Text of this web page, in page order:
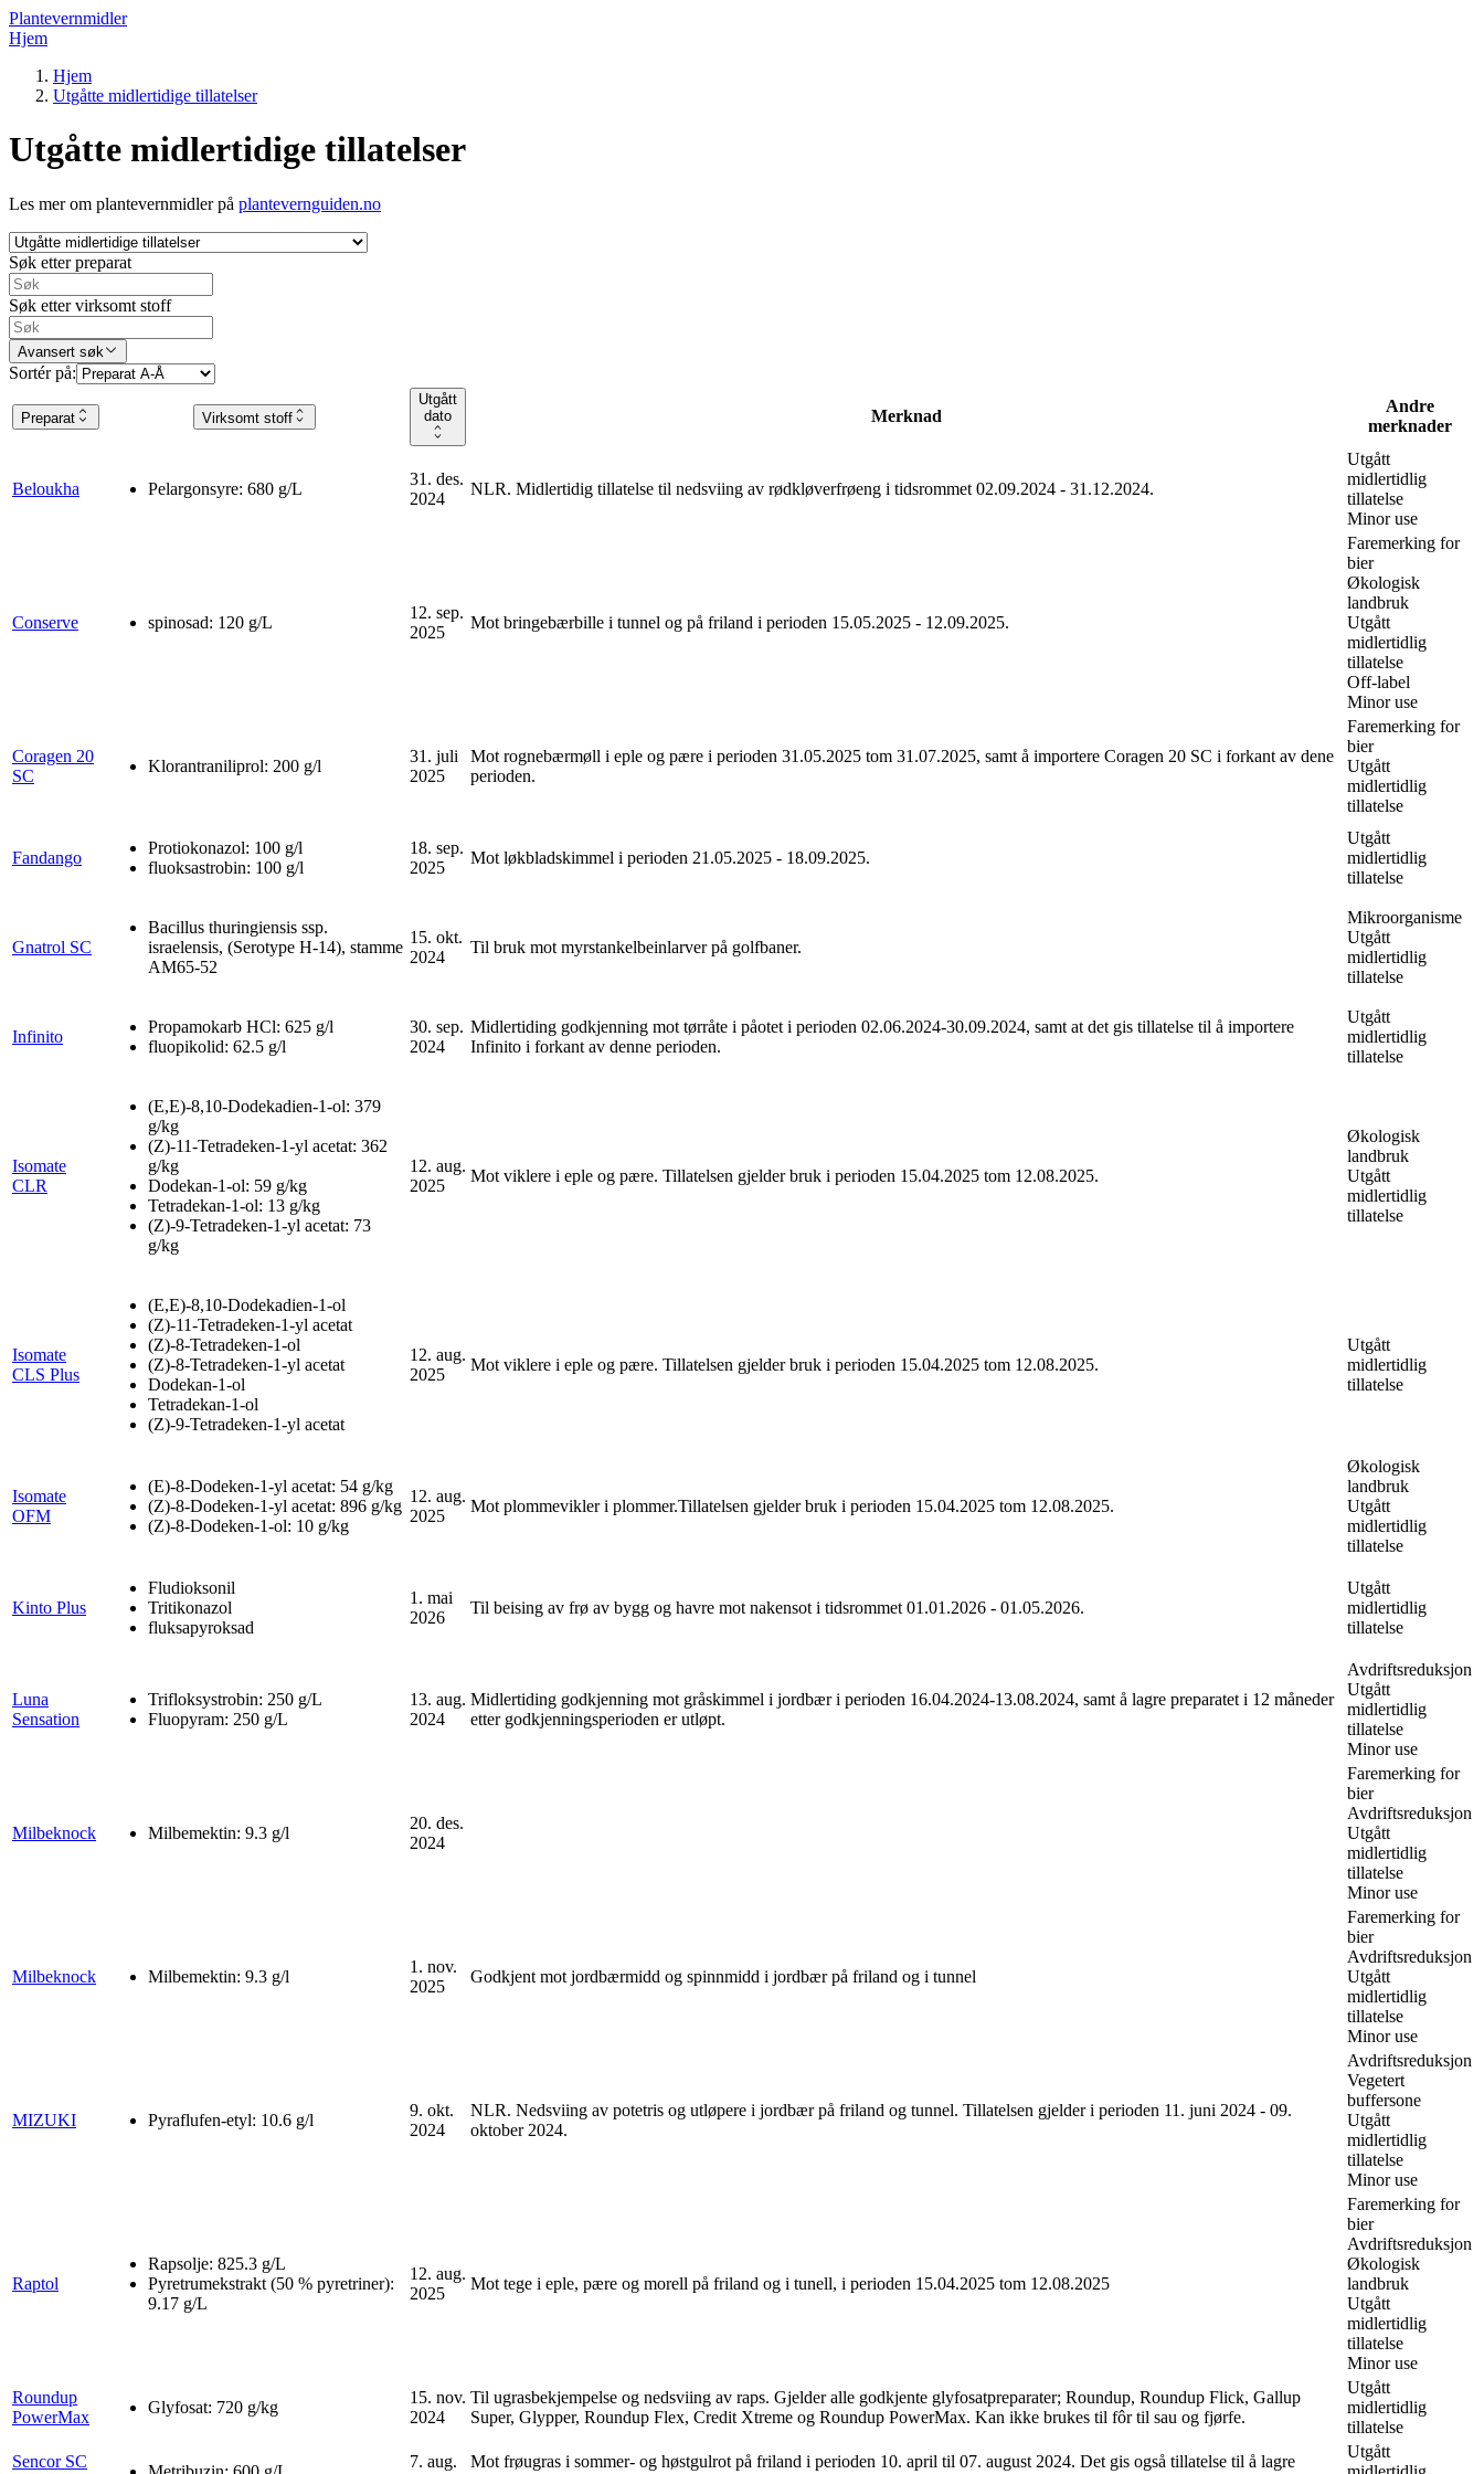
Plantevernmidler
Hjem
Hjem
Utgåtte midlertidige tillatelser
Utgåtte midlertidige tillatelser
Les mer om plantevernmidler på plantevernguiden.no
Søk etter preparat
Søk etter virksomt stoff
Avansert søk
Sortér på:
Preparat Virksomt stoff
Utgått
dato
Merknad
Andre
merknader
Beloukha Pelargonsyre: 680 g/L
31. des.
2024
NLR. Midlertidig tillatelse til nedsviing av rødkløverfrøeng i tidsrommet 02.09.2024 - 31.12.2024.
Utgått
midlertidlig
tillatelse
Minor use
Conserve spinosad: 120 g/L
12. sep.
2025
Mot bringebærbille i tunnel og på friland i perioden 15.05.2025 - 12.09.2025.
Faremerking for
bier
Økologisk
landbruk
Utgått
midlertidlig
tillatelse
Off-label
Minor use
Coragen 20
SC
Klorantraniliprol: 200 g/l
31. juli
2025
Mot rognebærmøll i eple og pære i perioden 31.05.2025 tom 31.07.2025, samt å importere Coragen 20 SC i forkant av dene
perioden.
Faremerking for
bier
Utgått
midlertidlig
tillatelse
Fandango
Protiokonazol: 100 g/l
fluoksastrobin: 100 g/l
18. sep.
2025
Mot løkbladskimmel i perioden 21.05.2025 - 18.09.2025.
Utgått
midlertidlig
tillatelse
Gnatrol SC
Bacillus thuringiensis ssp.
israelensis, (Serotype H-14), stamme
AM65-52
15. okt.
2024
Til bruk mot myrstankelbeinlarver på golfbaner.
Mikroorganisme
Utgått
midlertidlig
tillatelse
Infinito
Propamokarb HCl: 625 g/l
fluopikolid: 62.5 g/l
30. sep.
2024
Midlertiding godkjenning mot tørråte i påotet i perioden 02.06.2024-30.09.2024, samt at det gis tillatelse til å importere
Infinito i forkant av denne perioden.
Utgått
midlertidlig
tillatelse
Isomate
CLR
(E,E)-8,10-Dodekadien-1-ol: 379
g/kg
(Z)-11-Tetradeken-1-yl acetat: 362
g/kg
Dodekan-1-ol: 59 g/kg
Tetradekan-1-ol: 13 g/kg
(Z)-9-Tetradeken-1-yl acetat: 73
g/kg
12. aug.
2025
Mot viklere i eple og pære. Tillatelsen gjelder bruk i perioden 15.04.2025 tom 12.08.2025.
Økologisk
landbruk
Utgått
midlertidlig
tillatelse
Isomate
CLS Plus
(E,E)-8,10-Dodekadien-1-ol
(Z)-11-Tetradeken-1-yl acetat
(Z)-8-Tetradeken-1-ol
(Z)-8-Tetradeken-1-yl acetat
Dodekan-1-ol
Tetradekan-1-ol
(Z)-9-Tetradeken-1-yl acetat
12. aug.
2025
Mot viklere i eple og pære. Tillatelsen gjelder bruk i perioden 15.04.2025 tom 12.08.2025.
Utgått
midlertidlig
tillatelse
Isomate
OFM
(E)-8-Dodeken-1-yl acetat: 54 g/kg
(Z)-8-Dodeken-1-yl acetat: 896 g/kg
(Z)-8-Dodeken-1-ol: 10 g/kg
12. aug.
2025
Mot plommevikler i plommer.Tillatelsen gjelder bruk i perioden 15.04.2025 tom 12.08.2025.
Økologisk
landbruk
Utgått
midlertidlig
tillatelse
Kinto Plus
Fludioksonil
Tritikonazol
fluksapyroksad
1. mai
2026
Til beising av frø av bygg og havre mot nakensot i tidsrommet 01.01.2026 - 01.05.2026.
Utgått
midlertidlig
tillatelse
Luna
Sensation
Trifloksystrobin: 250 g/L
Fluopyram: 250 g/L
13. aug.
2024
Midlertiding godkjenning mot gråskimmel i jordbær i perioden 16.04.2024-13.08.2024, samt å lagre preparatet i 12 måneder
etter godkjenningsperioden er utløpt.
Avdriftsreduksjon
Utgått
midlertidlig
tillatelse
Minor use
Milbeknock Milbemektin: 9.3 g/l
20. des.
2024
Faremerking for
bier
Avdriftsreduksjon
Utgått
midlertidlig
tillatelse
Minor use
Milbeknock Milbemektin: 9.3 g/l
1. nov.
2025
Godkjent mot jordbærmidd og spinnmidd i jordbær på friland og i tunnel
Faremerking for
bier
Avdriftsreduksjon
Utgått
midlertidlig
tillatelse
Minor use
MIZUKI Pyraflufen-etyl: 10.6 g/l
9. okt.
2024
NLR. Nedsviing av potetris og utløpere i jordbær på friland og tunnel. Tillatelsen gjelder i perioden 11. juni 2024 - 09.
oktober 2024.
Avdriftsreduksjon
Vegetert
buffersone
Utgått
midlertidlig
tillatelse
Minor use
Raptol
Rapsolje: 825.3 g/L
Pyretrumekstrakt (50 % pyretriner):
9.17 g/L
12. aug.
2025
Mot tege i eple, pære og morell på friland og i tunell, i perioden 15.04.2025 tom 12.08.2025
Faremerking for
bier
Avdriftsreduksjon
Økologisk
landbruk
Utgått
midlertidlig
tillatelse
Minor use
Roundup
PowerMax
Glyfosat: 720 g/kg
15. nov.
2024
Til ugrasbekjempelse og nedsviing av raps. Gjelder alle godkjente glyfosatpreparater; Roundup, Roundup Flick, Gallup
Super, Glypper, Roundup Flex, Credit Xtreme og Roundup PowerMax. Kan ikke brukes til fôr til sau og fjørfe.
Utgått
midlertidlig
tillatelse
Sencor SC
7. aug.
Mot frøugras i sommer- og høstgulrot på friland i perioden 10. april til 07. august 2024. Det gis også tillatelse til å lagre
Utgått